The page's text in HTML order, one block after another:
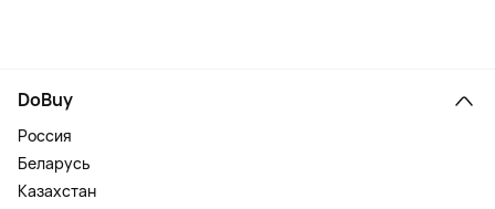
DoBuy
Россия
Беларусь
Казахстан